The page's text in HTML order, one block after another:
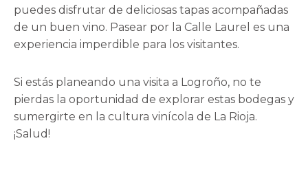
puedes disfrutar de deliciosas tapas acompañadas
de un buen vino. Pasear por la Calle Laurel es una
experiencia imperdible para los visitantes.
Si estás planeando una visita a Logroño, no te
pierdas la oportunidad de explorar estas bodegas y
sumergirte en la cultura vinícola de La Rioja.
¡Salud!